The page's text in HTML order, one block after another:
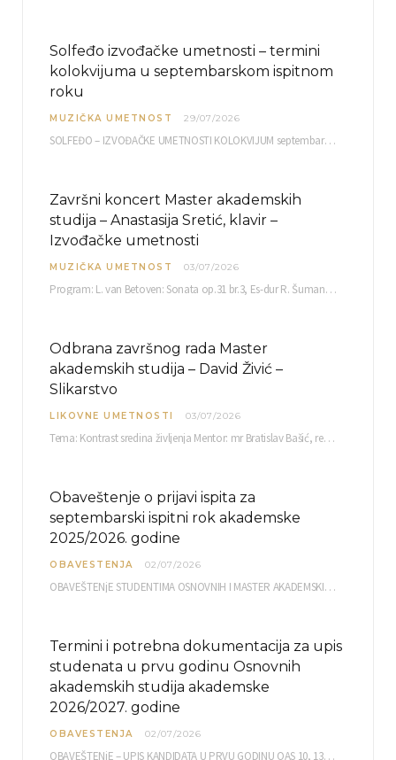
Solfeđo izvođačke umetnosti – termini
kolokvijuma u septembarskom ispitnom
roku
MUZIČKA UMETNOST 29/07/2026
SOLFEĐO – IZVOĐAČKE UMETNOSTI KOLOKVIJUM septembarski ispitni rok četvrtak, 03.09.2026. uč. br. 12 PISMENI…
Završni koncert Master akademskih
studija – Anastasija Sretić, klavir –
Izvođačke umetnosti
MUZIČKA UMETNOST 03/07/2026
Program: L. van Betoven: Sonata op.31 br.3, Es-dur R. Šuman: Bečki karneval op.26 K. Debisi:…
Odbrana završnog rada Master
akademskih studija – David Živić –
Slikarstvo
LIKOVNE UMETNOSTI 03/07/2026
Tema: Kontrast sredina življenja Mentor: mr Bratislav Bašić, redovni profesor Sreda, 08.07.2026. u…
Obaveštenje o prijavi ispita za
septembarski ispitni rok akademske
2025/2026. godine
OBAVESTENJA 02/07/2026
OBAVEŠTENjE STUDENTIMA OSNOVNIH I MASTER AKADEMSKIH STUDIJA ELEKTRONSKA PRIJAVA ISPITA za septembarski ispitni rok za…
Termini i potrebna dokumentacija za upis
studenata u prvu godinu Osnovnih
akademskih studija akademske
2026/2027. godine
OBAVESTENJA 02/07/2026
OBAVEŠTENjE – UPIS KANDIDATA U PRVU GODINU OAS 10, 13, 14, 15. i…